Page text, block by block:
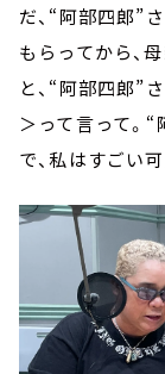
だ、“阿部四郎”
もらってから、
と、“阿部四郎”
＞って言って。
で、私はすごい